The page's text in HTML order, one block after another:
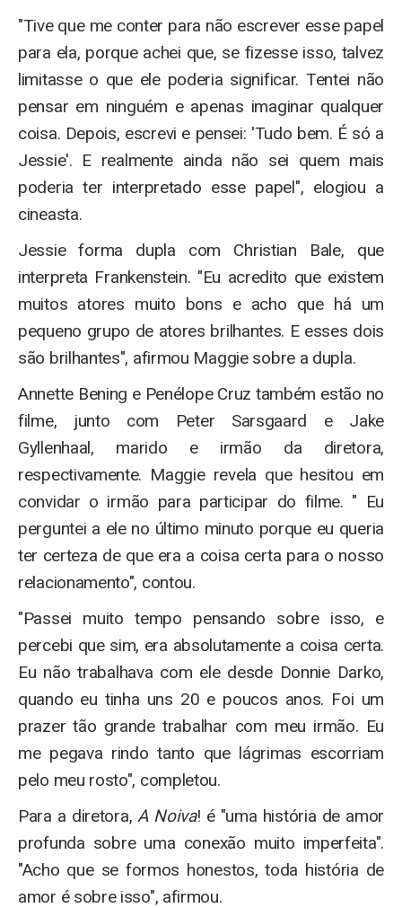
"Tive que me conter para não escrever esse papel
para ela, porque achei que, se fizesse isso, talvez
limitasse o que ele poderia significar. Tentei não
pensar em ninguém e apenas imaginar qualquer
coisa. Depois, escrevi e pensei: 'Tudo bem. É só a
Jessie'. E realmente ainda não sei quem mais
poderia ter interpretado esse papel", elogiou a
cineasta.
Jessie forma dupla com Christian Bale, que
interpreta Frankenstein. "Eu acredito que existem
muitos atores muito bons e acho que há um
pequeno grupo de atores brilhantes. E esses dois
são brilhantes", afirmou Maggie sobre a dupla.
Annette Bening e Penélope Cruz também estão no
filme, junto com Peter Sarsgaard e Jake
Gyllenhaal, marido e irmão da diretora,
respectivamente. Maggie revela que hesitou em
convidar o irmão para participar do filme. " Eu
perguntei a ele no último minuto porque eu queria
ter certeza de que era a coisa certa para o nosso
relacionamento", contou.
"Passei muito tempo pensando sobre isso, e
percebi que sim, era absolutamente a coisa certa.
Eu não trabalhava com ele desde Donnie Darko,
quando eu tinha uns 20 e poucos anos. Foi um
prazer tão grande trabalhar com meu irmão. Eu
me pegava rindo tanto que lágrimas escorriam
pelo meu rosto", completou.
Para a diretora, A Noiva! é "uma história de amor
profunda sobre uma conexão muito imperfeita".
"Acho que se formos honestos, toda história de
amor é sobre isso", afirmou.